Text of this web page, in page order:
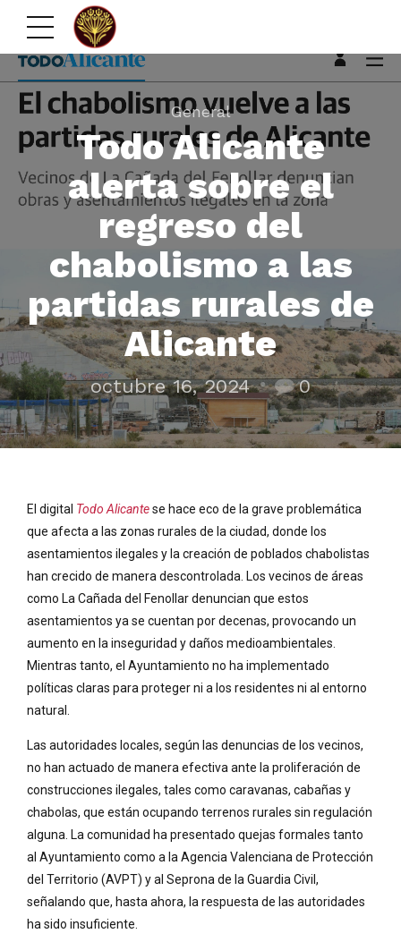
General
Todo Alicante
alerta sobre el
regreso del
chabolismo a las
partidas rurales de
Alicante
octubre 16, 2024 0
El digital Todo Alicantese hace eco de la grave problemática
que afecta a las zonas rurales de la ciudad, donde los
asentamientos ilegales y la creación de poblados chabolistas
han crecido de manera descontrolada. Los vecinos de áreas
como La Cañada del Fenollar denuncian que estos
asentamientos ya se cuentan por decenas, provocando un
aumento en la inseguridad y daños medioambientales.
Mientras tanto, el Ayuntamiento no ha implementado
políticas claras para proteger ni a los residentes ni al entorno
natural.
Las autoridades locales, según las denuncias de los vecinos,
no han actuado de manera efectiva ante la proliferación de
construcciones ilegales, tales como caravanas, cabañas y
chabolas, que están ocupando terrenos rurales sin regulación
alguna. La comunidad ha presentado quejas formales tanto
al Ayuntamiento como a la Agencia Valenciana de Protección
del Territorio (AVPT) y al Seprona de la Guardia Civil,
señalando que, hasta ahora, la respuesta de las autoridades
ha sido insuficiente.